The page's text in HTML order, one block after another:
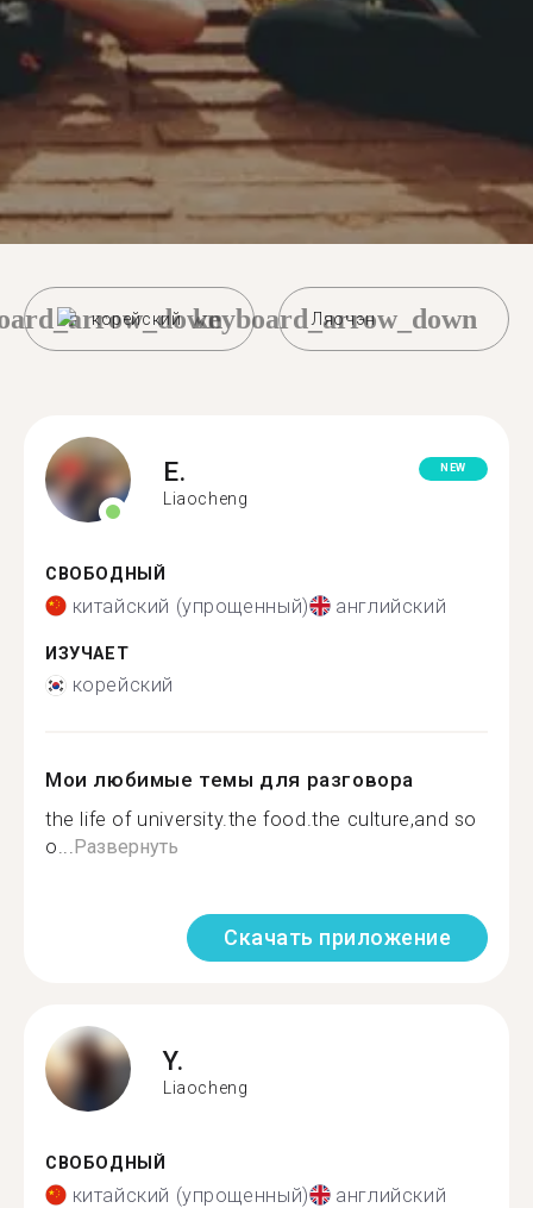
корейский Ляочэн
keyboard_arrow_down
E.
Liaocheng
NEW
СВОБОДНЫЙ
китайский (упрощенный) английский
ИЗУЧАЕТ
корейский
Мои любимые темы для разговора
the life of university.the food.the culture,and so
o...Развернуть
Скачать приложение
Y.
Liaocheng
СВОБОДНЫЙ
китайский (упрощенный) английский